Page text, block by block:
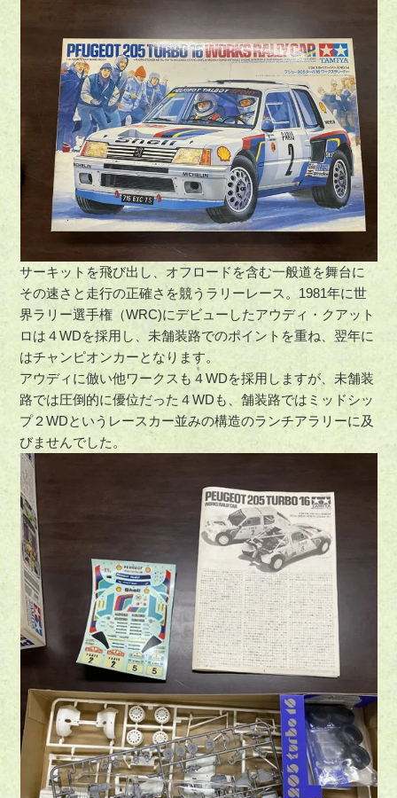
サーキットを飛び出し、オフロードを含む一般道を舞台に
その速さと走行の正確さを競うラリーレース。1981年に世
界ラリー選手権（WRC)にデビューしたアウディ・クアット
ロは４WDを採用し、未舗装路でのポイントを重ね、翌年に
はチャンピオンカーとなります。
アウディに倣い他ワークスも４WDを採用しますが、未舗装
路では圧倒的に優位だった４WDも、舗装路ではミッドシッ
プ２WDというレースカー並みの構造のランチアラリーに及
びませんでした。